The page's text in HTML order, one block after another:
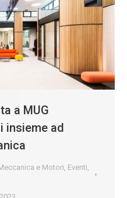
a MUG
insieme ad
e Motori, Eventi,